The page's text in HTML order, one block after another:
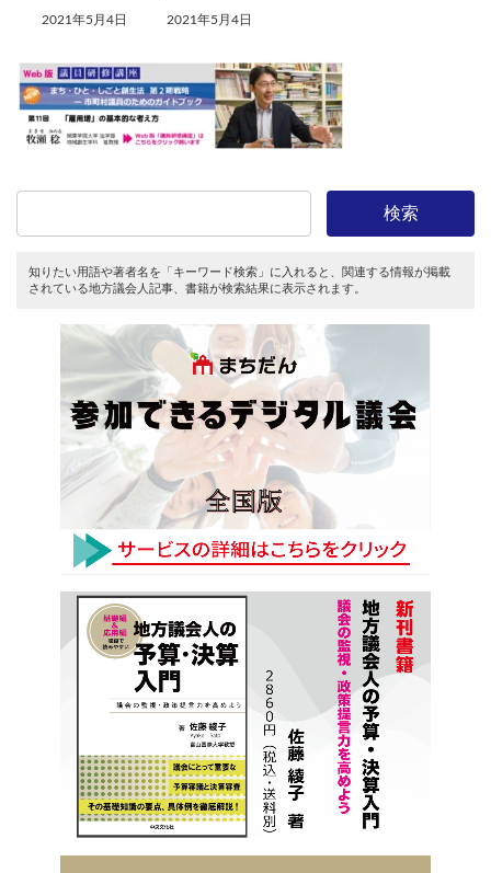
2021年5月4日
最
日
時
2021年5月4日
検索
知りたい用語や著者名を「キーワード検索」に入れると、関連する情報が掲載
されている地方議会人記事、書籍が検索結果に表示されます。